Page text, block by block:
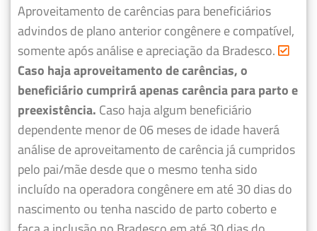
Aproveitamento de carências para beneficiários
advindos de plano anterior congênere e compatível,
somente após análise e apreciação da Bradesco.
Caso haja aproveitamento de carências, o
beneficiário cumprirá apenas carência para parto e
preexistência. Caso haja algum beneficiário
dependente menor de 06 meses de idade haverá
análise de aproveitamento de carência já cumpridos
pelo pai/mãe desde que o mesmo tenha sido
incluído na operadora congênere em até 30 dias do
nascimento ou tenha nascido de parto coberto e